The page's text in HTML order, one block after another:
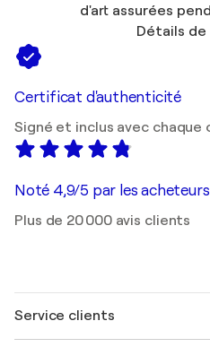
d'art assurées
Détails de
Certificat d'authenticité
Signé et inclus avec
Noté 4,9/5 par les
Plus de 20 000 avis clients
Service clients